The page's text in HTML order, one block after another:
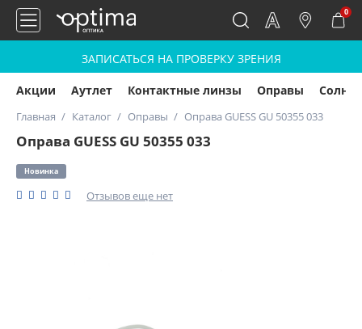
0
ЗАПИСАТЬСЯ НА ПРОВЕРКУ ЗРЕНИЯ
Акции Аутлет Контактные линзы Оправы
Главная Каталог Оправы Оправа GUESS GU 50355 033
Оправа GUESS GU 50355 033
Новинка
Отзывов еще нет